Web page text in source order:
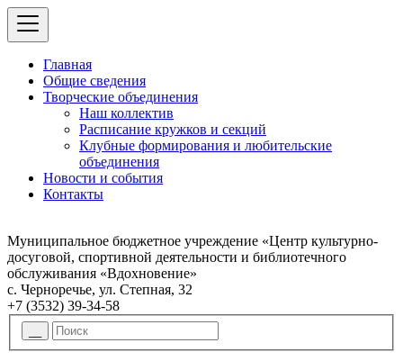
Главная
Общие сведения
Творческие объединения
Наш коллектив
Расписание кружков и секций
Клубные формирования и любительские
объединения
Новости и события
Контакты
Муниципальное бюджетное учреждение «Центр культурно-
досуговой, спортивной деятельности и библиотечного
обслуживания «Вдохновение»
с. Черноречье, ул. Степная, 32
+7 (3532) 39-34-58